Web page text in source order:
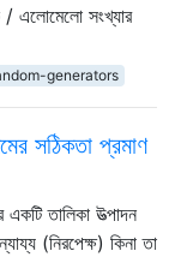
/ এলোমেলো সংখ্যার
generators
সঠিকতা প্রমাণ
তালিকা উত্পাদন
(নিরপেক্ষ) কিনা তা